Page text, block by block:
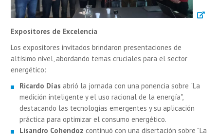
Expositores de Excelencia
Los expositores invitados brindaron presentaciones de
altísimo nivel, abordando temas cruciales para el sector
energético:
Ricardo Días abrió la jornada con una ponencia sobre "La
medición inteligente y el uso racional de la energía",
destacando las tecnologías emergentes y su aplicación
práctica para optimizar el consumo energético.
Lisandro Cohendoz continuó con una disertación sobre "La